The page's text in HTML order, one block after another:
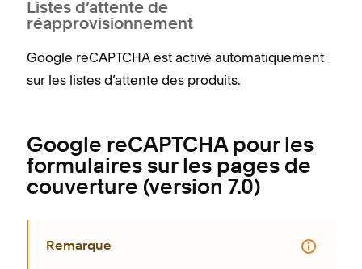
Listes d’attente de
réapprovisionnement
Google reCAPTCHA est activé automatiquement
sur les listes d’attente des produits.
Google reCAPTCHA pour les
formulaires sur les pages de
couverture (version 7.0)
Remarque